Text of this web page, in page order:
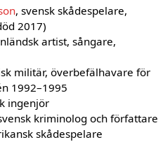
, svensk skådespelare,
2017)
artist, sångare,
militär, överbefälhavare för
1992–1995
ingenjör
kriminolog och författare
skådespelare